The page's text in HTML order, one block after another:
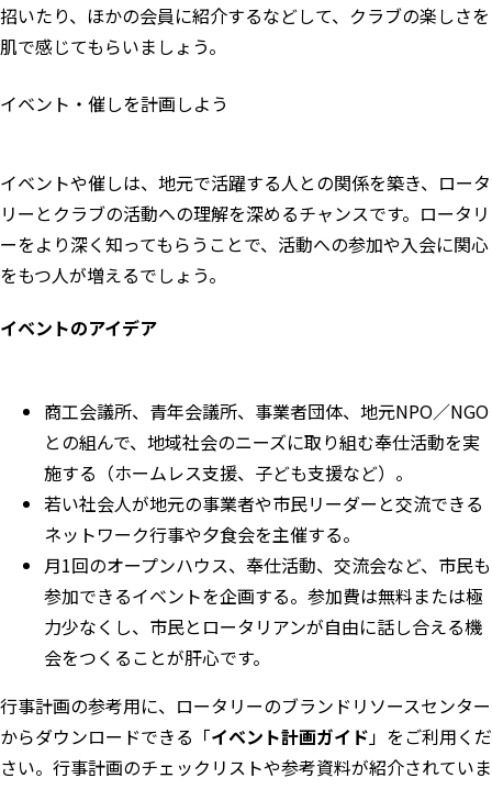
招いたり、ほかの会員に紹介するなどして、クラブの楽しさを
肌で感じてもらいましょう。
イベント・催しを計画しよう
イベントや催しは、地元で活躍する人との関係を築き、ロータ
リーとクラブの活動への理解を深めるチャンスです。ロータリ
ーをより深く知ってもらうことで、活動への参加や入会に関心
をもつ人が増えるでしょう。
イベントのアイデア
商工会議所、青年会議所、事業者団体、地元NPO／NGO
との組んで、地域社会のニーズに取り組む奉仕活動を実
施する（ホームレス支援、子ども支援など）。
若い社会人が地元の事業者や市民リーダーと交流できる
ネットワーク行事や夕食会を主催する。
月1回のオープンハウス、奉仕活動、交流会など、市民も
参加できるイベントを企画する。参加費は無料または極
力少なくし、市民とロータリアンが自由に話し合える機
会をつくることが肝心です。
行事計画の参考用に、ロータリーのブランドリソースセンター
からダウンロードできる「イベント計画ガイド」をご利用くだ
さい。行事計画のチェックリストや参考資料が紹介されていま